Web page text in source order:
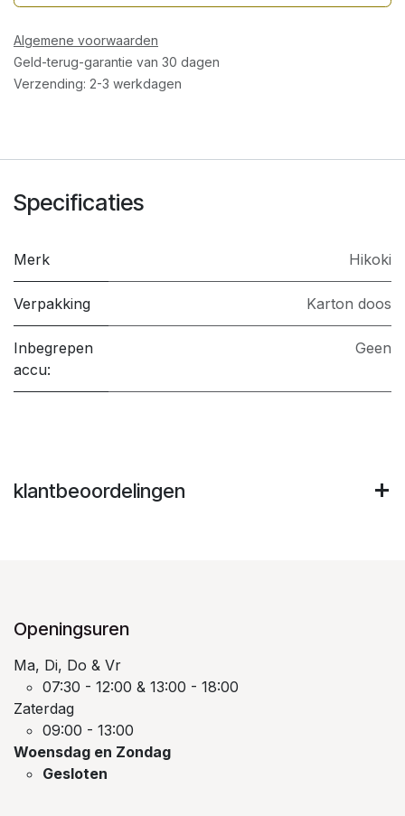
Algemene voorwaarden
Geld-terug-garantie van 30 dagen
Verzending: 2-3 werkdagen
Specificaties
Merk Hikoki
Verpakking Karton doos
Inbegrepen
accu:
Geen
klantbeoordelingen
Openingsuren
Ma, Di, Do & Vr
07:30 - 12:00 & 13:00 - 18:00
Zaterdag
09:00 - 13:00
Woensdag en Zondag
Gesloten